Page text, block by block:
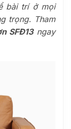
bài trí ở mọi
trọng. Tham
SFĐ13ngay